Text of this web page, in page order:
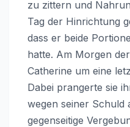
zu zittern und
Tag der Hinrichtung
dass er beide
hatte. Am Morgen
Catherine um eine
Dabei prangerte sie
wegen seiner Schuld
gegenseitige